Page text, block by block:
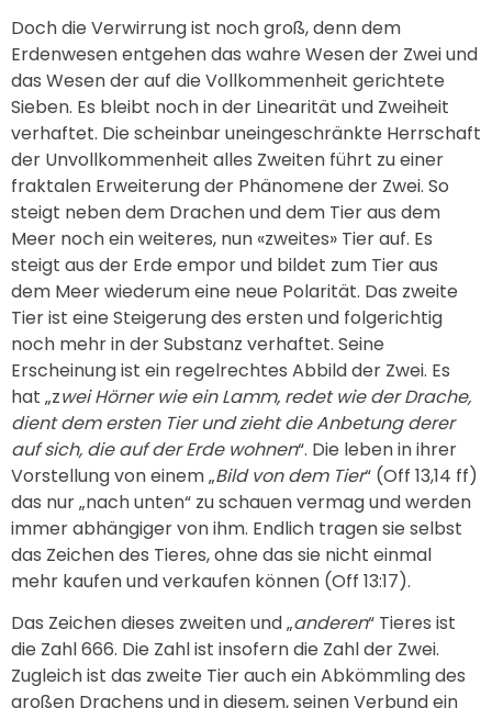
Doch die Verwirrung ist noch groß, denn dem
Erdenwesen entgehen das wahre Wesen der Zwei und
das Wesen der auf die Vollkommenheit gerichtete
Sieben. Es bleibt noch in der Linearität und Zweiheit
verhaftet. Die scheinbar uneingeschränkte Herrschaft
der Unvollkommenheit alles Zweiten führt zu einer
fraktalen Erweiterung der Phänomene der Zwei. So
steigt neben dem Drachen und dem Tier aus dem
Meer noch ein weiteres, nun «zweites» Tier auf. Es
steigt aus der Erde empor und bildet zum Tier aus
dem Meer wiederum eine neue Polarität. Das zweite
Tier ist eine Steigerung des ersten und folgerichtig
noch mehr in der Substanz verhaftet. Seine
Erscheinung ist ein regelrechtes Abbild der Zwei. Es
hat „zwei Hörner wie ein Lamm, redet wie der Drache,
dient dem ersten Tier und zieht die Anbetung derer
auf sich, die auf der Erde wohnen“. Die leben in ihrer
Vorstellung von einem „Bild von dem Tier“ (Off 13,14 ff)
das nur „nach unten“ zu schauen vermag und werden
immer abhängiger von ihm. Endlich tragen sie selbst
das Zeichen des Tieres, ohne das sie nicht einmal
mehr kaufen und verkaufen können (Off 13:17).
Das Zeichen dieses zweiten und „anderen“ Tieres ist
die Zahl 666. Die Zahl ist insofern die Zahl der Zwei.
Zugleich ist das zweite Tier auch ein Abkömmling des
großen Drachens und in diesem, seinen Verbund ein